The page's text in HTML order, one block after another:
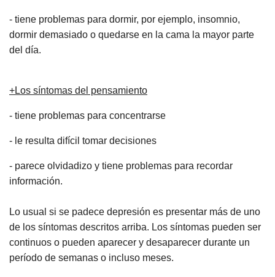
- tiene problemas para dormir, por ejemplo, insomnio,
dormir demasiado o quedarse en la cama la mayor parte
del día.
+Los síntomas del pensamiento
- tiene problemas para concentrarse
- le resulta difícil tomar decisiones
- parece olvidadizo y tiene problemas para recordar
información.
Lo usual si se padece depresión es presentar más de uno
de los síntomas descritos arriba. Los síntomas pueden ser
continuos o pueden aparecer y desaparecer durante un
período de semanas o incluso meses.